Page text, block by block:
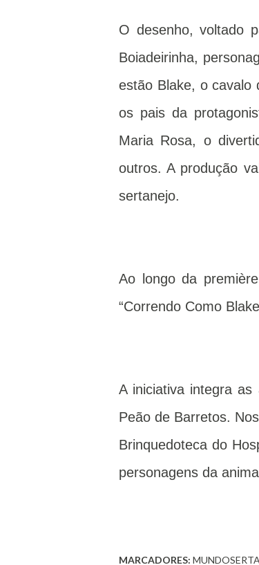
O desenho, voltado
Boiadeirinha,
estão Blake, o cavalo
os pais da
Maria Rosa, o
outros. A produção
sertanejo.
Ao longo da
“Correndo Como
A iniciativa integra as
Peão de Barretos.
Brinquedoteca do
personagens da
MARCADORES: